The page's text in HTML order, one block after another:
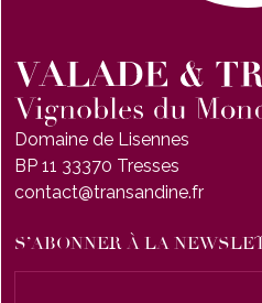
Domaine de Lisennes
BP 11 33370 Tresses
contact@transandine.fr
S’ABONNER À LA